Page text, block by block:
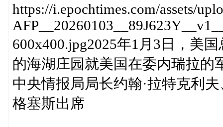
https://i.epochtimes.com/assets/
600x400.jpg2025年1月3日，美
的海湖庄园就美国在委内瑞拉的
中央情报局局长约翰·拉特克利
格塞斯出席